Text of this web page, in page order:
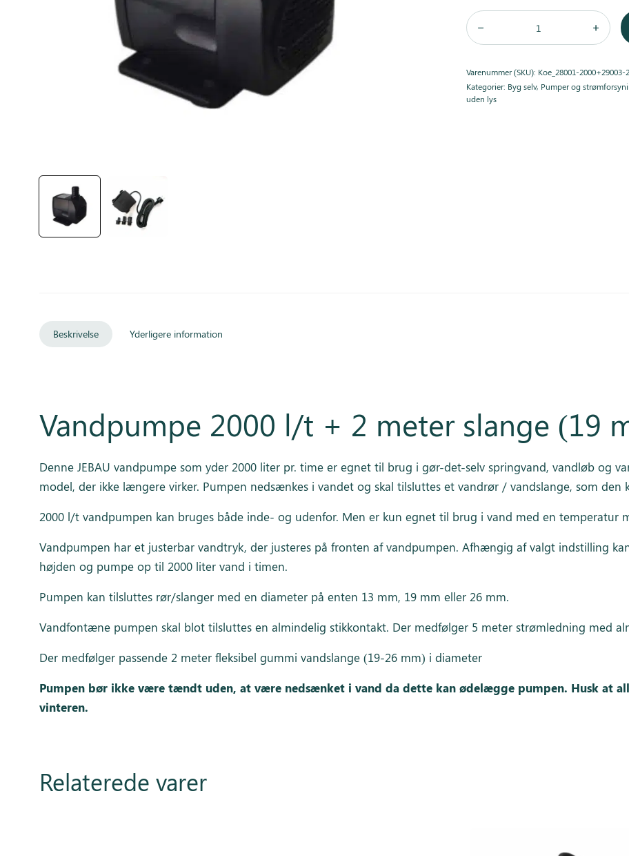
Varenummer (SKU): Koe_28001-2000+29003-
Kategorier: Byg selv, Pumper og
uden lys
Beskrivelse Yderligere information
Vandpumpe 2000 l/t + 2 meter slange (19
Denne JEBAU vandpumpe som yder 2000 liter pr. time er egnet til brug i gør-det-selv springvand, vandløb og
model, der ikke længere virker. Pumpen nedsænkes i vandet og skal tilsluttes et vandrør / vandslange, som den
2000 l/t vandpumpen kan bruges både inde- og udenfor. Men er kun egnet til brug i vand med en temperatur
Vandpumpen har et justerbar vandtryk, der justeres på fronten af vandpumpen. Afhængig af valgt indstilling
højden og pumpe op til 2000 liter vand i timen.
Pumpen kan tilsluttes rør/slanger med en diameter på enten 13 mm, 19 mm eller 26 mm.
Vandfontæne pumpen skal blot tilsluttes en almindelig stikkontakt. Der medfølger 5 meter strømledning med
Der medfølger passende 2 meter fleksibel gummi vandslange (19-26 mm) i diameter
Pumpen bør ikke være tændt uden, at være nedsænket i vand da dette kan ødelægge pumpen. Husk at
vinteren.
Relaterede varer